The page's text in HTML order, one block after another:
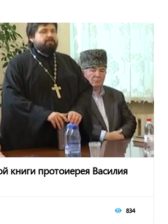
книги протоиерея Василия
834